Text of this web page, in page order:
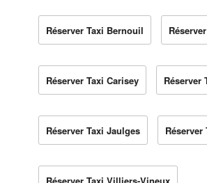
Réserver Taxi Bernouil
Réserver Taxi Carisey Réserver
Réserver Taxi Jaulges Réserver
Réserver Taxi Villiers-Vineux